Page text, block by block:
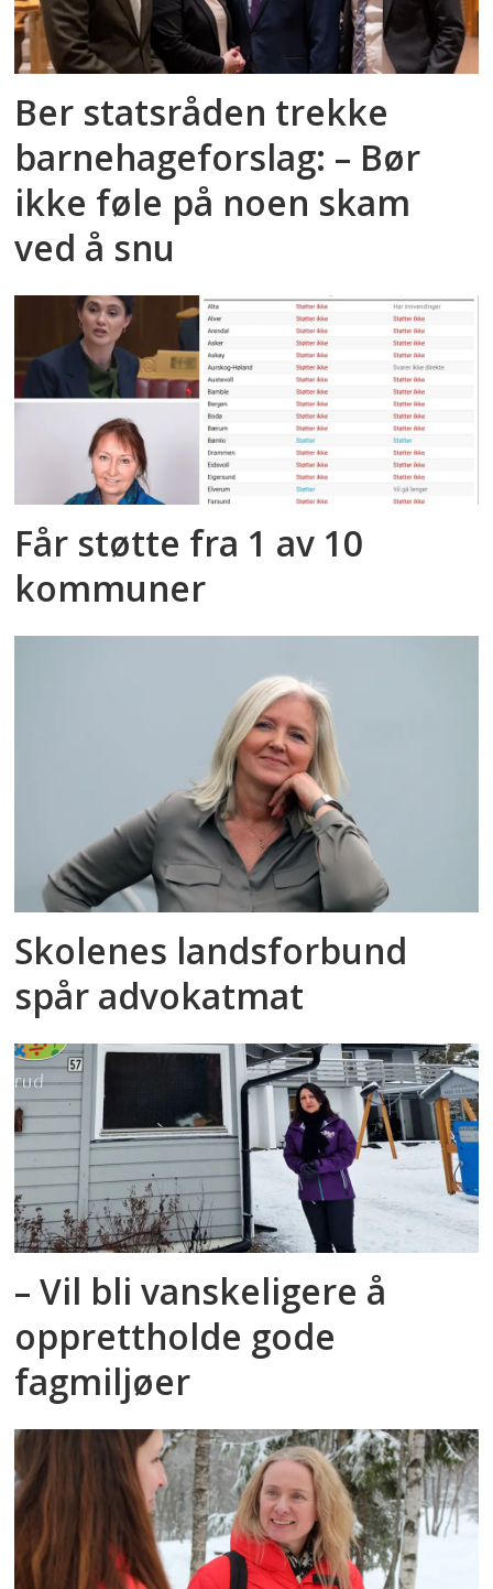
Ber statsråden trekke
barnehageforslag: – Bør
ikke føle på noen skam
ved å snu
Får støtte fra 1 av 10
kommuner
Skolenes landsforbund
spår advokatmat
– Vil bli vanskeligere å
opprettholde gode
fagmiljøer